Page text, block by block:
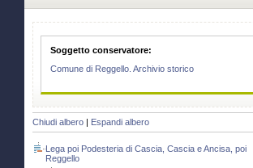
Soggetto conservatore:
Comune di Reggello. Archivio storico
Chiudi albero Espandi albero
Lega poi Podesteria di Cascia, Cascia e Ancisa, poi
Reggello